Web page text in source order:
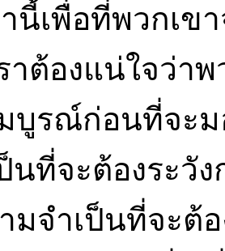
นี้เพื่อที่พวกเข
ต้องแน่ใจว่า
บูรณ์ก่อนที่จะ
นที่จะต้องระวั
มจำเป็นที่จะต้